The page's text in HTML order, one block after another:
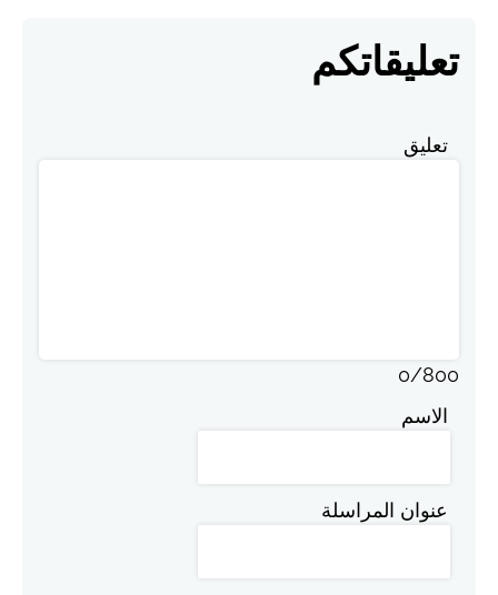
تعليقاتكم
تعليق
0/800
الاسم
عنوان المراسلة